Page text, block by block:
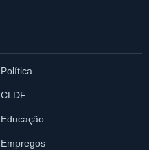
Política
CLDF
Educação
Empregos